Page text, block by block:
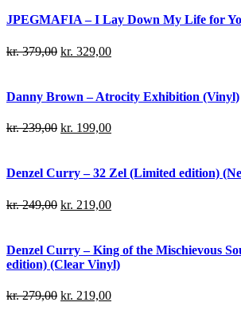
JPEGMAFIA – I Lay Down My Life for
kr.379,00 kr. 329,00
Danny Brown – Atrocity Exhibition (Vinyl)
kr.239,00 kr. 199,00
Denzel Curry – 32 Zel (Limited edition)
kr.249,00 kr. 219,00
Denzel Curry – King of the Mischievous
edition) (Clear Vinyl)
kr.279,00 kr. 219,00